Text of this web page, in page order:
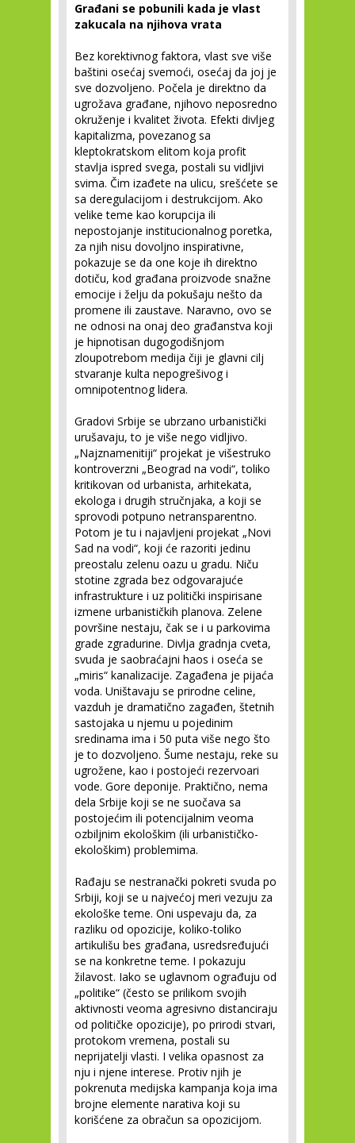
Građani se pobunili kada je vlast
zakucala na njihova vrata
Bez korektivnog faktora, vlast sve više
baštini osećaj svemoći, osećaj da joj je
sve dozvoljeno. Počela je direktno da
ugrožava građane, njihovo neposredno
okruženje i kvalitet života. Efekti divljeg
kapitalizma, povezanog sa
kleptokratskom elitom koja profit
stavlja ispred svega, postali su vidljivi
svima. Čim izađete na ulicu, srešćete se
sa deregulacijom i destrukcijom. Ako
velike teme kao korupcija ili
nepostojanje institucionalnog poretka,
za njih nisu dovoljno inspirativne,
pokazuje se da one koje ih direktno
dotiču, kod građana proizvode snažne
emocije i želju da pokušaju nešto da
promene ili zaustave. Naravno, ovo se
ne odnosi na onaj deo građanstva koji
je hipnotisan dugogodišnjom
zloupotrebom medija čiji je glavni cilj
stvaranje kulta nepogrešivog i
omnipotentnog lidera.
Gradovi Srbije se ubrzano urbanistički
urušavaju, to je više nego vidljivo.
„Najznamenitiji“ projekat je višestruko
kontroverzni „Beograd na vodi“, toliko
kritikovan od urbanista, arhitekata,
ekologa i drugih stručnjaka, a koji se
sprovodi potpuno netransparentno.
Potom je tu i najavljeni projekat „Novi
Sad na vodi“, koji će razoriti jedinu
preostalu zelenu oazu u gradu. Niču
stotine zgrada bez odgovarajuće
infrastrukture i uz politički inspirisane
izmene urbanističkih planova. Zelene
površine nestaju, čak se i u parkovima
grade zgradurine. Divlja gradnja cveta,
svuda je saobraćajni haos i oseća se
„miris“ kanalizacije. Zagađena je pijaća
voda. Uništavaju se prirodne celine,
vazduh je dramatično zagađen, štetnih
sastojaka u njemu u pojedinim
sredinama ima i 50 puta više nego što
je to dozvoljeno. Šume nestaju, reke su
ugrožene, kao i postojeći rezervoari
vode. Gore deponije. Praktično, nema
dela Srbije koji se ne suočava sa
postojećim ili potencijalnim veoma
ozbiljnim ekološkim (ili urbanističko-
ekološkim) problemima.
Rađaju se nestranački pokreti svuda po
Srbiji, koji se u najvećoj meri vezuju za
ekološke teme. Oni uspevaju da, za
razliku od opozicije, koliko-toliko
artikulišu bes građana, usredsređujući
se na konkretne teme. I pokazuju
žilavost. Iako se uglavnom ograđuju od
„politike“ (često se prilikom svojih
aktivnosti veoma agresivno distanciraju
od političke opozicije), po prirodi stvari,
protokom vremena, postali su
neprijatelji vlasti. I velika opasnost za
nju i njene interese. Protiv njih je
pokrenuta medijska kampanja koja ima
brojne elemente narativa koji su
korišćene za obračun sa opozicijom.